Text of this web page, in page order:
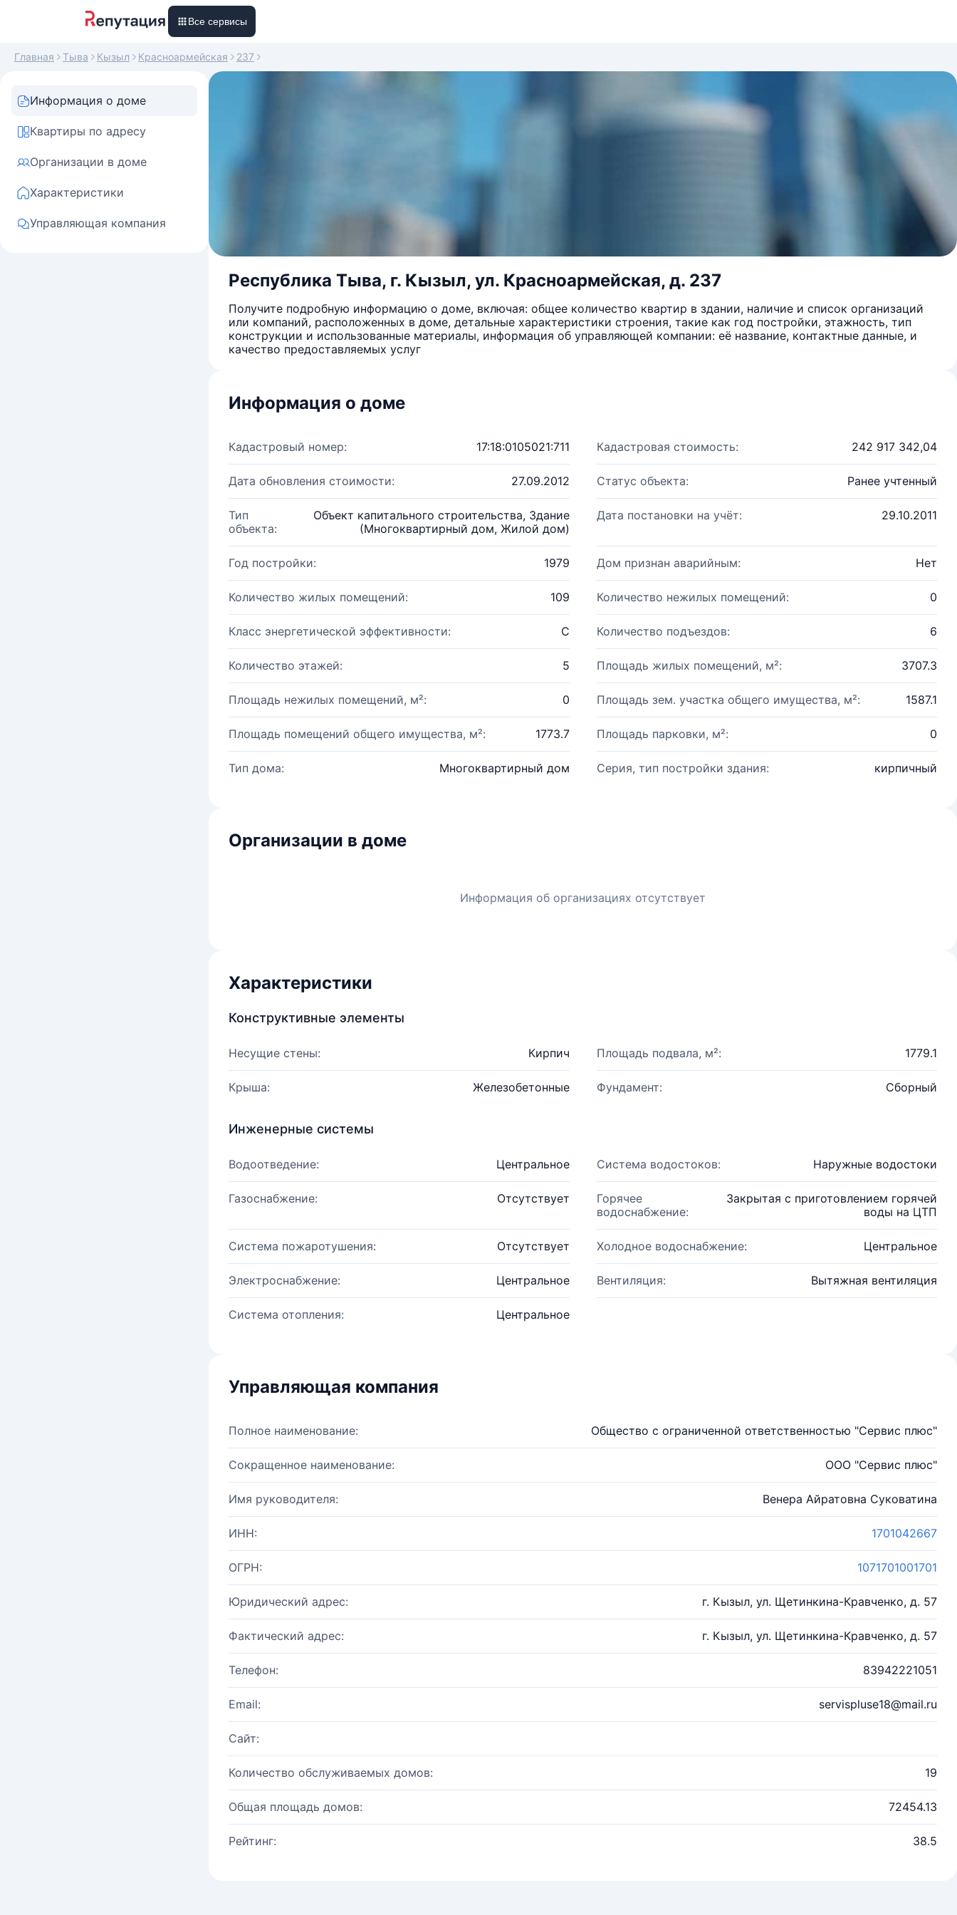
Все сервисы
Главная Тыва Кызыл Красноармейская 237
Информация о доме
Квартиры по адресу
Организации в доме
Характеристики
Управляющая компания
Республика Тыва, г. Кызыл, ул. Красноармейская, д. 237
Получите подробную информацию о доме, включая: общее количество квартир в здании, наличие и список организаций
или компаний, расположенных в доме, детальные характеристики строения, такие как год постройки, этажность, тип
конструкции и использованные материалы, информация об управляющей компании: её название, контактные данные, и
качество предоставляемых услуг
Информация о доме
Кадастровый номер: 17:18:0105021:711 Кадастровая стоимость: 242 917 342,04
Дата обновления стоимости: 27.09.2012 Статус объекта: Ранее учтенный
Тип
объекта:
Объект капитального строительства, Здание
(Многоквартирный дом, Жилой дом)
Дата постановки на учёт: 29.10.2011
Год постройки: 1979 Дом признан аварийным: Нет
Количество жилых помещений: 109 Количество нежилых помещений: 0
Класс энергетической эффективности: C Количество подъездов: 6
Количество этажей: 5 Площадь жилых помещений, м²: 3707.3
Площадь нежилых помещений, м²: 0 Площадь зем. участка общего имущества, м²: 1587.1
Площадь помещений общего имущества, м²: 1773.7 Площадь парковки, м²: 0
Тип дома: Многоквартирный дом Серия, тип постройки здания: кирпичный
Организации в доме
Информация об организациях отсутствует
Характеристики
Конструктивные элементы
Несущие стены: Кирпич Площадь подвала, м²: 1779.1
Крыша: Железобетонные Фундамент: Сборный
Инженерные системы
Водоотведение: Центральное Система водостоков: Наружные водостоки
Газоснабжение: Отсутствует
Горячее
водоснабжение:
Закрытая с приготовлением горячей
воды на ЦТП
Система пожаротушения: Отсутствует Холодное водоснабжение: Центральное
Электроснабжение: Центральное Вентиляция: Вытяжная вентиляция
Система отопления: Центральное
Управляющая компания
Полное наименование: Общество с ограниченной ответственностью "Сервис плюс"
Сокращенное наименование: ООО "Сервис плюс"
Имя руководителя: Венера Айратовна Cуковатина
ИНН: 1701042667
ОГРН: 1071701001701
Юридический адрес: г. Кызыл, ул. Щетинкина-Кравченко, д. 57
Фактический адрес: г. Кызыл, ул. Щетинкина-Кравченко, д. 57
Телефон: 83942221051
Email: servispluse18@mail.ru
Сайт:
Количество обслуживаемых домов: 19
Общая площадь домов: 72454.13
Рейтинг: 38.5